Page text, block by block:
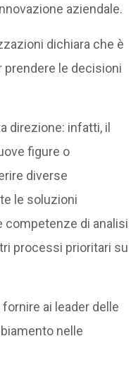
aziendale.
dichiara che è
prendere le decisioni
direzione: infatti, il
figure o
diverse
le soluzioni
competenze di analisi
processi prioritari su
ai leader delle
nelle